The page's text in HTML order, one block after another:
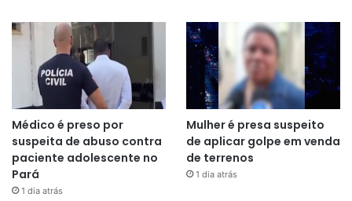
Médico é preso por
suspeita de abuso contra
paciente adolescente no
Pará
1 dia atrás
Mulher é presa suspeito
de aplicar golpe em venda
de terrenos
1 dia atrás